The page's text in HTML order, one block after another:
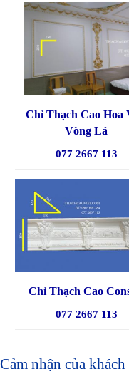
Chỉ Thạch Cao Hoa
Vòng Lá
077 2667 113
Chỉ Thạch Cao
077 2667 113
Cảm nhận của